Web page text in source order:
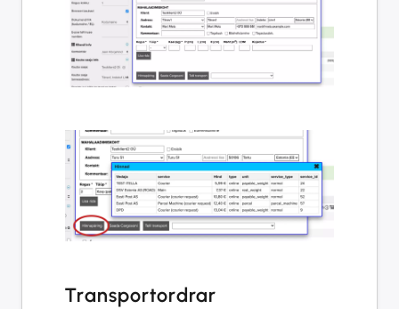
Transportordrar